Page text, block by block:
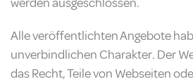
Alle veröffentlichten Angebote
unverbindlichen Charakter. Der
das Recht, Teile von Webseiten